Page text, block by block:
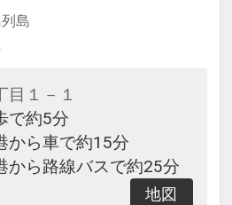
島
目１－１
で約5分
から車で約15分
から路線バスで約25分
地図